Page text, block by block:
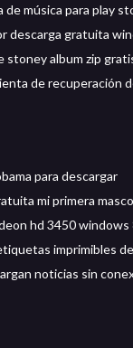
de música para play
descarga gratuita
stoney album zip
de recuperación
para descargar
mi primera
hd 3450 windows
imprimibles
noticias sin